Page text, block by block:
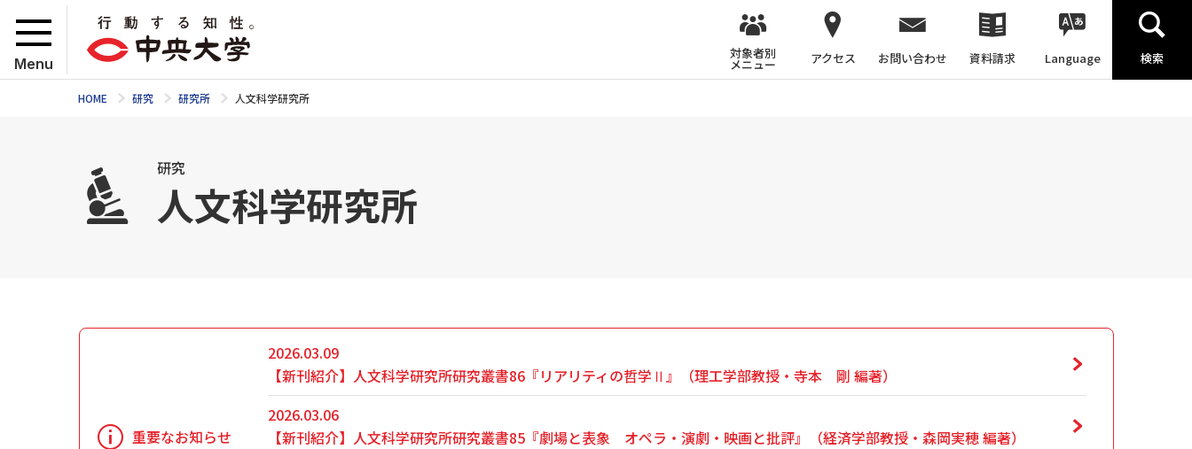
Menu
対象者別
メニュー アクセス お問い合わせ 資料請求 Language 検索
HOME 研究 研究所 人文科学研究所
研究
人文科学研究所
重要なお知らせ
2026.03.09
【新刊紹介】人文科学研究所研究叢書86『リアリティの哲学Ⅱ』（理工学部教授・寺本 剛 編著）
2026.03.06
【新刊紹介】人文科学研究所研究叢書85『劇場と表象 オペラ・演劇・映画と批評』（経済学部教授・森岡実穂 編著）